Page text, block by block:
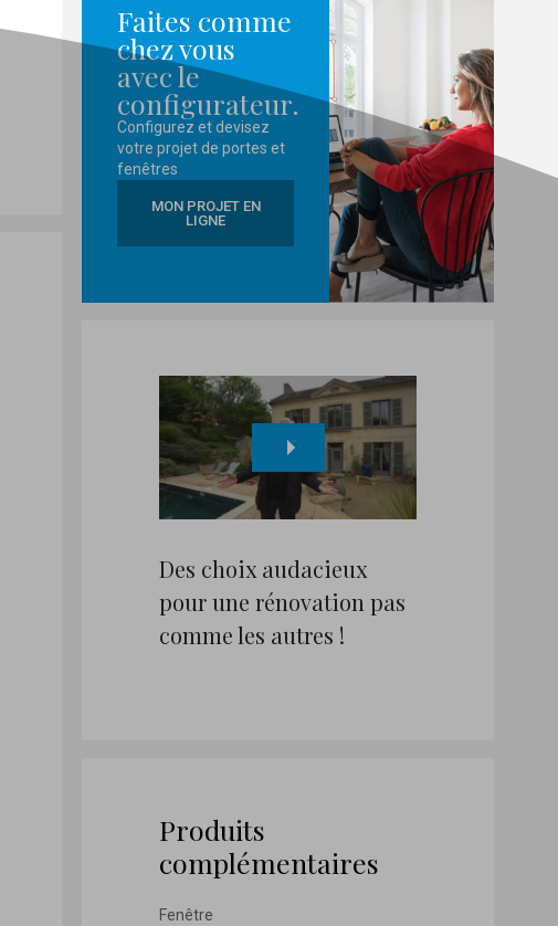
Faites comme
chez vous
avec le
configurateur.
Configurez et devisez
votre projet de portes et
fenêtres
MON PROJET EN
LIGNE
Des choix audacieux
pour une rénovation pas
comme les autres !
Produits
complémentaires
Fenêtre